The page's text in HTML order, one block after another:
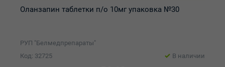
Оланзапин таблетки п/о 10мг упаковка №30
РУП "Белмедпрепараты"
Код: 32725
В наличии